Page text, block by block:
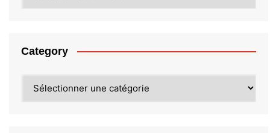
Category